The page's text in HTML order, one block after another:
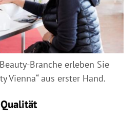
Branche erleben Sie
Vienna“ aus erster Hand.